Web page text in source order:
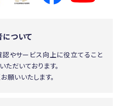
ついて
やサービス向上に役立てること
だいております。
願いいたします。